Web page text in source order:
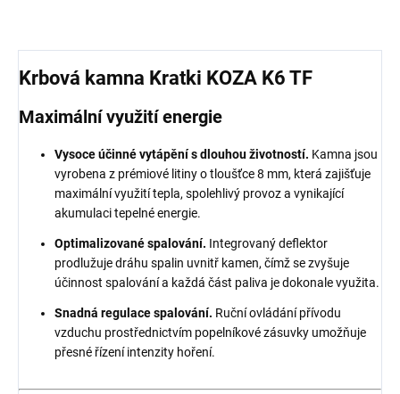
Krbová kamna Kratki KOZA K6 TF
Maximální využití energie
Vysoce účinné vytápění s dlouhou životností. Kamna jsou
vyrobena z prémiové litiny o tloušťce 8 mm, která zajišťuje
maximální využití tepla, spolehlivý provoz a vynikající
akumulaci tepelné energie.
Optimalizované spalování. Integrovaný deflektor
prodlužuje dráhu spalin uvnitř kamen, čímž se zvyšuje
účinnost spalování a každá část paliva je dokonale využita.
Snadná regulace spalování. Ruční ovládání přívodu
vzduchu prostřednictvím popelníkové zásuvky umožňuje
přesné řízení intenzity hoření.